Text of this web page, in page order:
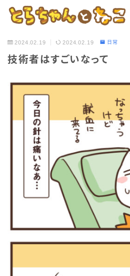
2024.02.19 2024.02.19 日常
技術者はすごいなって